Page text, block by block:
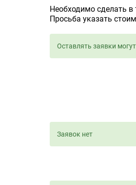
Необходимо сделать в
Просьба указать
Оставлять заявки
Заявок нет